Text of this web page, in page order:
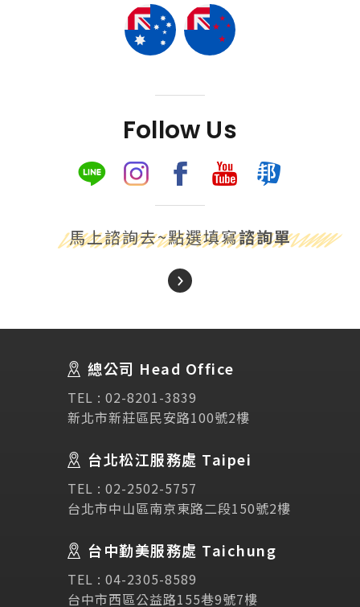
諮詢表單
About Us 關於我們
講座活動
Testimonial 學生推薦
Links 相關連結
Follow Us
馬上諮詢去~點選填寫諮詢單
總公司 Head Office
TEL : 02-8201-3839
新北市新莊區民安路100號2樓
台北松江服務處 Taipei
TEL : 02-2502-5757
台北市中山區南京東路二段150號2樓
台中勤美服務處 Taichung
TEL : 04-2305-8589
台中市西區公益路155巷9號7樓